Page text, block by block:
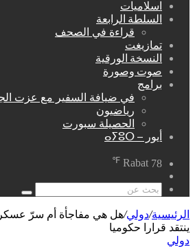
اسلاميات
السلطة الرابعة
قراءة في الصحف
تمازيغت
النسخة الورقية
صوت وصورة
برامج
في ضيافة السفير مع عزت
رياضيون
الحصيلة سبورت
أيور – ⴰⵢⵓⵔ
Rabat 78
℉
عشوائي
بحث
الرئيسية/دولي/هل هي مفاجأة أم سرّ
ينتقد قرارا حكوميا
دولي